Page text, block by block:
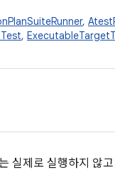
,
,
실제로 실행하지 않